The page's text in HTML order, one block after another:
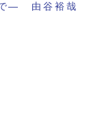
で― 由谷裕哉